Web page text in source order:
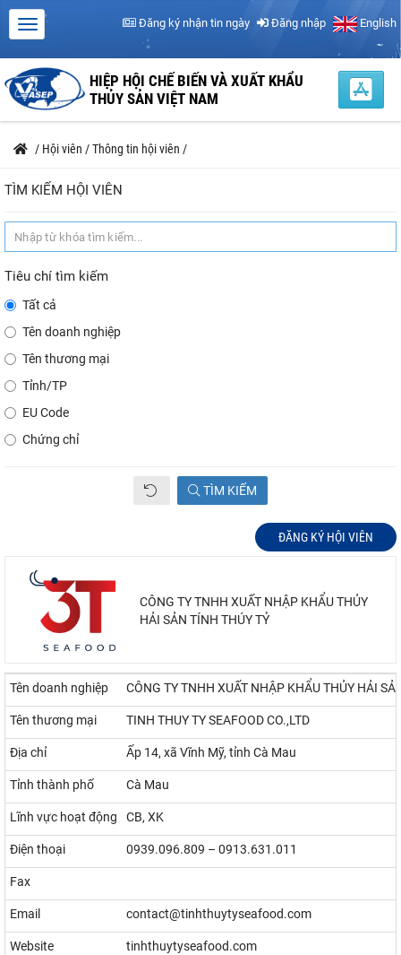
Đăng ký nhận tin ngày Đăng nhập English
HIỆP HỘI CHẾ BIẾN VÀ XUẤT KHẨU
THỦY SẢN VIỆT NAM
/ Hội viên /Thông tin hội viên /
TÌM KIẾM HỘI VIÊN
Tiêu chí tìm kiếm
Tất cả
Tên doanh nghiệp
Tên thương mại
Tỉnh/TP
EU Code
Chứng chỉ
TÌM KIẾM
ĐĂNG KÝ HỘI VIÊN
CÔNG TY TNHH XUẤT NHẬP KHẨU THỦY
HẢI SẢN TÍNH THÚY TỶ
Tên doanh nghiệp CÔNG TY TNHH XUẤT NHẬP KHẨU THỦY HẢI
Tên thương mại TINH THUY TY SEAFOOD CO.,LTD
Địa chỉ Ấp 14, xã Vĩnh Mỹ, tỉnh Cà Mau
Tỉnh thành phố Cà Mau
Lĩnh vực hoạt động CB, XK
Điện thoại 0939.096.809 – 0913.631.011
Fax
Email contact@tinhthuytyseafood.com
Website tinhthuytyseafood.com